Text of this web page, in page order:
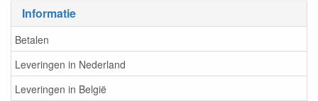
Informatie
Betalen
Leveringen in Nederland
Leveringen in België